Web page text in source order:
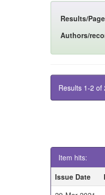
Results/Page
Authors/
Results 1-2 of
Item hits:
Issue Date